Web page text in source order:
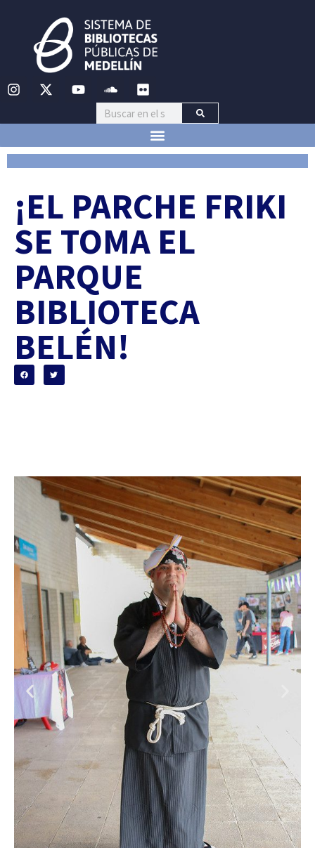
¡EL PARCHE FRIKI
SE TOMA EL
PARQUE
BIBLIOTECA
BELÉN!